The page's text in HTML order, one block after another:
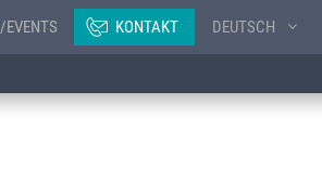
EVENTS KONTAKT DEUTSCH